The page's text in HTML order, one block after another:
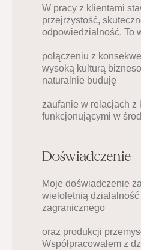
W pracy z klientami
przejrzystość,
odpowiedzialność. To
połączeniu z
wysoką kulturą
naturalnie buduję
zaufanie w relacjach z
funkcjonującymi w
Doświadczenie
Moje doświadczenie
wieloletnią
zagranicznego
oraz produkcji
Współpracowałem z